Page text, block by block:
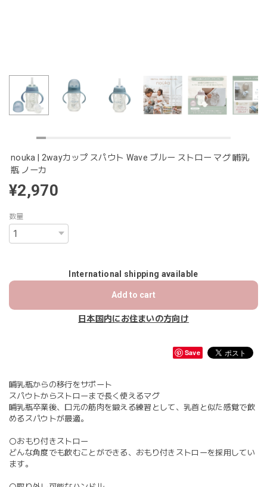
nouka | 2wayカップ スパウト Wave ブルー ストロー マグ 哺乳
瓶 ノーカ
¥2,970
数量
International shipping available
Add to cart
日本国内にお住まいの方向け
Save
哺乳瓶からの移行をサポート
スパウトからストローまで長く使えるマグ
哺乳瓶卒業後、口元の筋肉を鍛える練習として、乳首と似た感覚で飲
めるスパウトが最適。
〇おもり付きストロー
どんな角度でも飲むことができる、おもり付きストローを採用してい
ます。